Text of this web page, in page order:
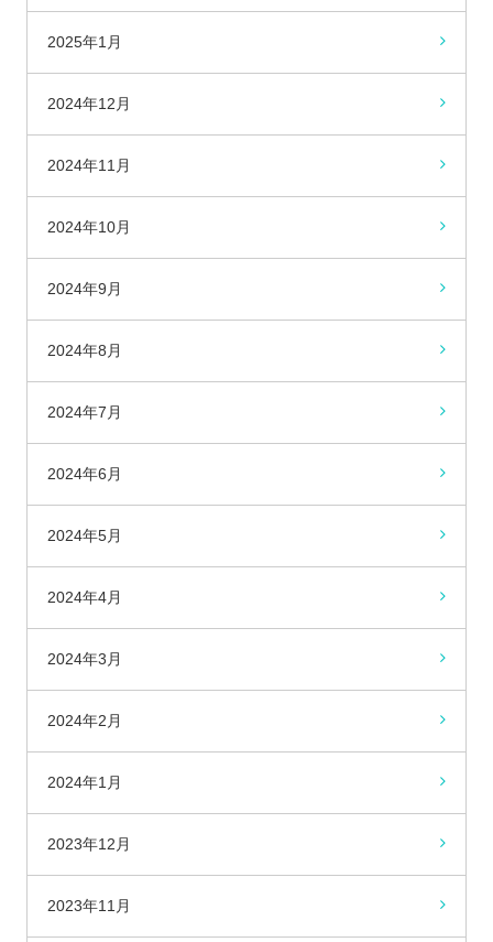
2025年1月
2024年12月
2024年11月
2024年10月
2024年9月
2024年8月
2024年7月
2024年6月
2024年5月
2024年4月
2024年3月
2024年2月
2024年1月
2023年12月
2023年11月